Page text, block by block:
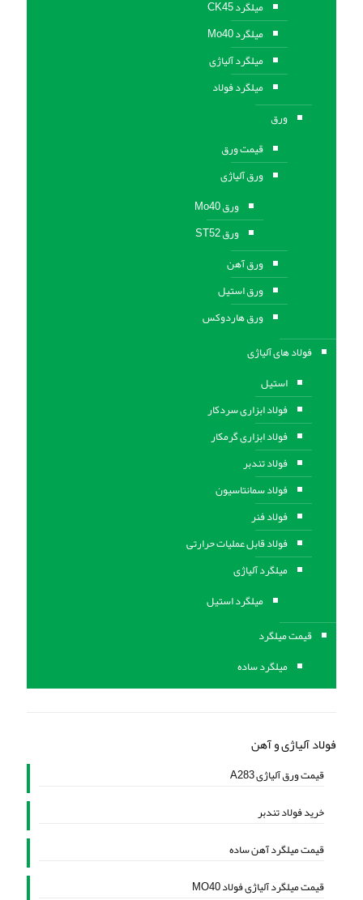
میلگرد CK45
میلگرد Mo40
میلگرد آلیاژی
میلگرد فولاد
ورق
قیمت ورق
ورق آلیاژی
ورق Mo40
ورق ST52
ورق آهن
ورق استيل
ورق هاردوکس
فولاد های آلیاژی
استیل
فولاد ابزاری سردکار
فولاد ابزاری گرمکار
فولاد تندبر
فولاد سمانتاسیون
فولاد فنر
فولاد قابل عملیات حرارتی
ميلگرد آلیاژی
میلگرد استیل
قیمت میلگرد
میلگرد ساده
فولاد آلیاژی و آهن
قیمت ورق آلیاژی A283
خرید فولاد تندبر
قیمت میلگرد آهن ساده
قیمت میلگرد آلیاژی فولاد MO40